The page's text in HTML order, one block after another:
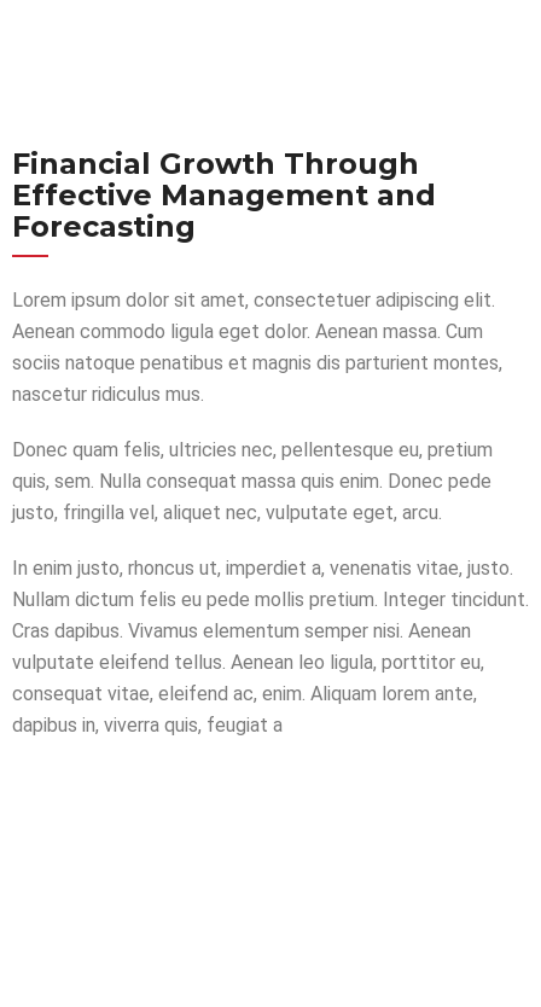
Financial Growth Through
Effective Management and
Forecasting
Lorem ipsum dolor sit amet, consectetuer adipiscing elit.
Aenean commodo ligula eget dolor. Aenean massa. Cum
sociis natoque penatibus et magnis dis parturient montes,
nascetur ridiculus mus.
Donec quam felis, ultricies nec, pellentesque eu, pretium
quis, sem. Nulla consequat massa quis enim. Donec pede
justo, fringilla vel, aliquet nec, vulputate eget, arcu.
In enim justo, rhoncus ut, imperdiet a, venenatis vitae, justo.
Nullam dictum felis eu pede mollis pretium. Integer tincidunt.
Cras dapibus. Vivamus elementum semper nisi. Aenean
vulputate eleifend tellus. Aenean leo ligula, porttitor eu,
consequat vitae, eleifend ac, enim. Aliquam lorem ante,
dapibus in, viverra quis, feugiat a